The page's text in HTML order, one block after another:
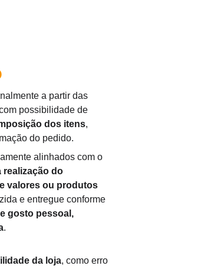
a partir das
possibilidade de
dos itens,
do pedido.
alinhados com o
realização do
valores ou produtos
e entregue conforme
gosto pessoal,
.
da loja, como erro